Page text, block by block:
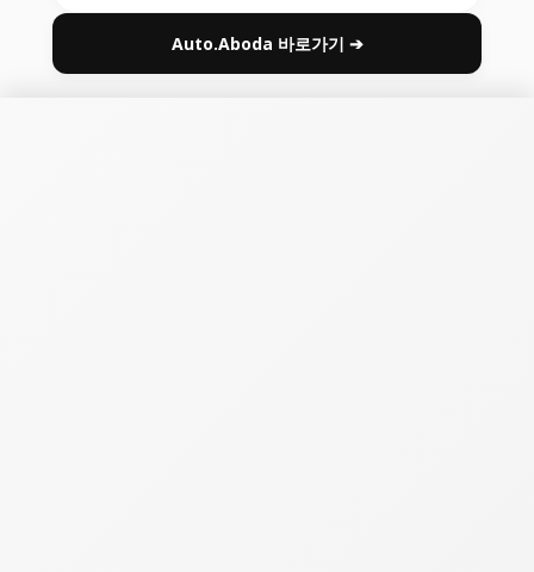
Auto.Aboda 바로가기 ➔